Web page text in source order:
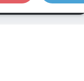
ショップに質問する